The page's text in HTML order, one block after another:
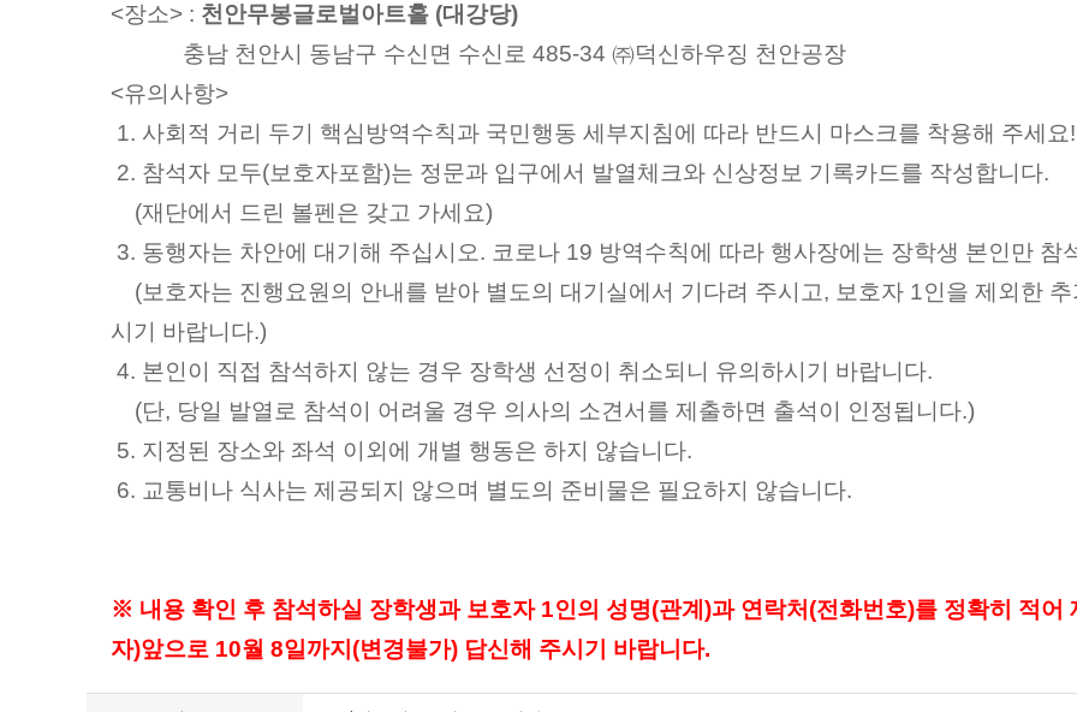
<장소> : 천안무봉글로벌아트홀 (대강당)
충남 천안시 동남구 수신면 수신로 485-34 ㈜덕신하우징 천안공장
<유의사항>
1. 사회적 거리 두기 핵심방역수칙과 국민행동 세부지침에 따라 반드시 마스크를 착용해 주세요!
2. 참석자 모두(보호자포함)는 정문과 입구에서 발열체크와 신상정보 기록카드를 작성합니다.
(재단에서 드린 볼펜은 갖고 가세요)
3. 동행자는 차안에 대기해 주십시오. 코로나 19 방역수칙에 따라 행사장에는 장학생 본인만 참
(보호자는 진행요원의 안내를 받아 별도의 대기실에서 기다려 주시고, 보호자 1인을 제외한
시기 바랍니다.)
4. 본인이 직접 참석하지 않는 경우 장학생 선정이 취소되니 유의하시기 바랍니다.
(단, 당일 발열로 참석이 어려울 경우 의사의 소견서를 제출하면 출석이 인정됩니다.)
5. 지정된 장소와 좌석 이외에 개별 행동은 하지 않습니다.
6. 교통비나 식사는 제공되지 않으며 별도의 준비물은 필요하지 않습니다.
※ 내용 확인 후 참석하실 장학생과 보호자 1인의 성명(관계 )과 연락처 (전화번호)를 정확히 적어
자)앞으로 10월 8일까지 (변경불가) 답신해 주시기 바랍니다.